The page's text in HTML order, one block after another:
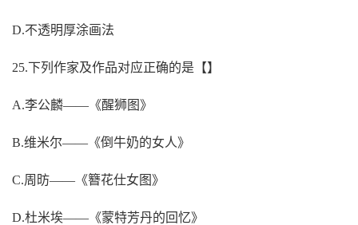
D.不透明厚涂画法
25.下列作家及作品对应正确的是【】
A.李公麟——《醒狮图》
B.维米尔——《倒牛奶的女人》
C.周昉——《簪花仕女图》
D.杜米埃——《蒙特芳丹的回忆》